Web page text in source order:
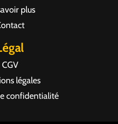
plus
CGV
légales
confidentialité